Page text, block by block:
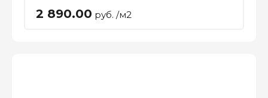
2 890.00 руб. /м2